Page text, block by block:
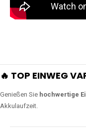
🔥 TOP EINWEG
Genießen Sie hochwertige
Akkulaufzeit.